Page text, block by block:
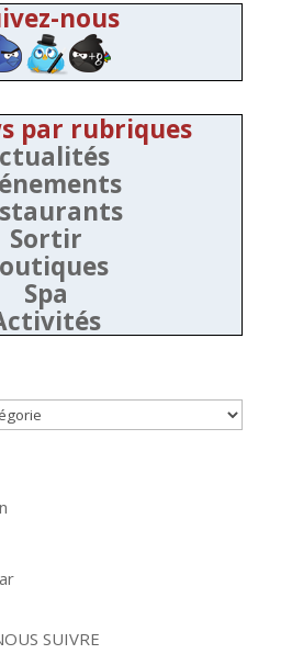
nous
par rubriques
Sortir
Spa
SUIVRE